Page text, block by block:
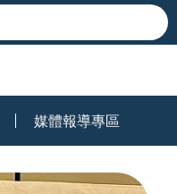
媒體報導專區